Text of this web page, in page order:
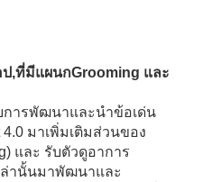
,ที่มีแผนกGrooming และ
การพัฒนาและนำข้อเด่น
มาเพิ่มเติมส่วนของ
และ รับตัวดูอาการ
ล่านั้นมาพัฒนาและ